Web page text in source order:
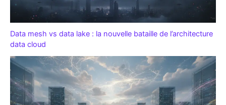
Data mesh vs data lake : la nouvelle bataille de l’architecture
data cloud